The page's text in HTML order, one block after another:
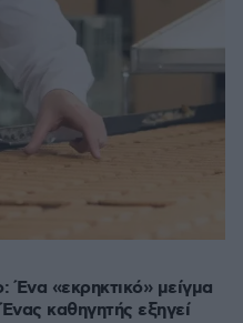
Ένα «εκρηκτικό» μείγμα
καθηγητής εξηγεί